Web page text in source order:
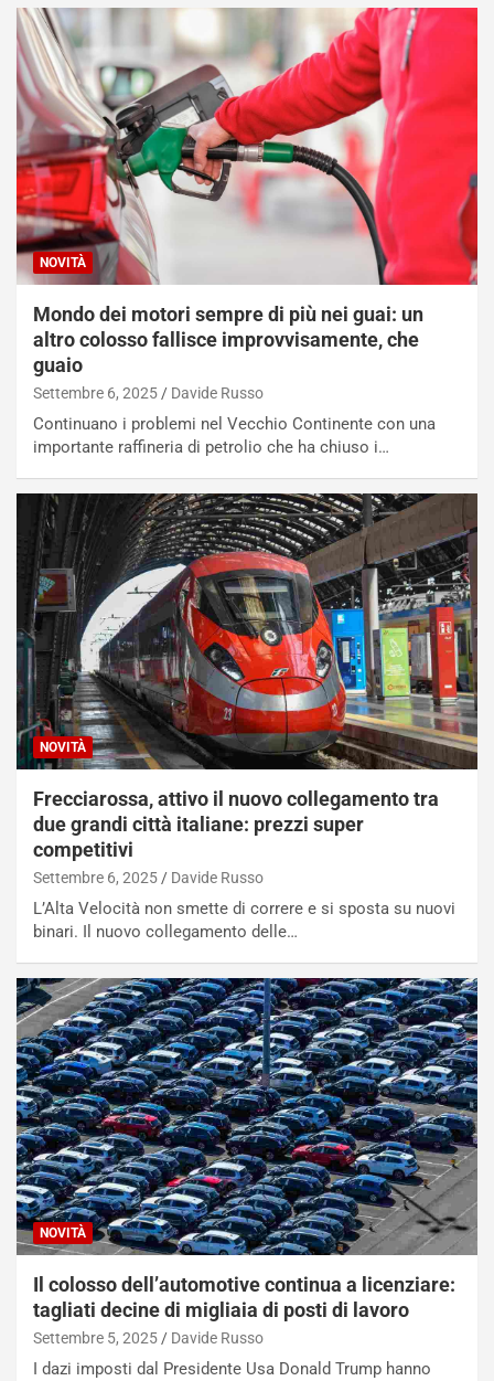
NOVITÀ
Mondo dei motori sempre di più nei guai: un
altro colosso fallisce improvvisamente, che
guaio
Settembre 6, 2025 Davide Russo
Continuano i problemi nel Vecchio Continente con una
importante raffineria di petrolio che ha chiuso i…
NOVITÀ
Frecciarossa, attivo il nuovo collegamento tra
due grandi città italiane: prezzi super
competitivi
Settembre 6, 2025 Davide Russo
L’Alta Velocità non smette di correre e si sposta su nuovi
binari. Il nuovo collegamento delle…
NOVITÀ
Il colosso dell’automotive continua a licenziare:
tagliati decine di migliaia di posti di lavoro
Settembre 5, 2025 Davide Russo
I dazi imposti dal Presidente Usa Donald Trump hanno